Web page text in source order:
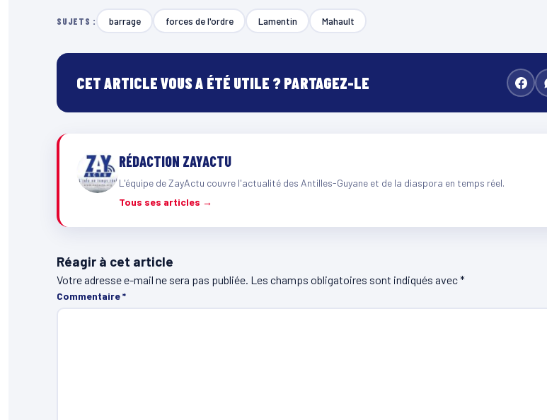
SUJETS : barrage forces de l'ordre Lamentin Mahault
CET ARTICLE VOUS A ÉTÉ UTILE ? PARTAGEZ-LE
RÉDACTION ZAYACTU
L'équipe de ZayActu couvre l'actualité des Antilles-Guyane et de la diaspora en temps réel.
Tous ses articles →
Réagir à cet article
Votre adresse e-mail ne sera pas publiée. Les champs obligatoires sont indiqués avec*
Commentaire*